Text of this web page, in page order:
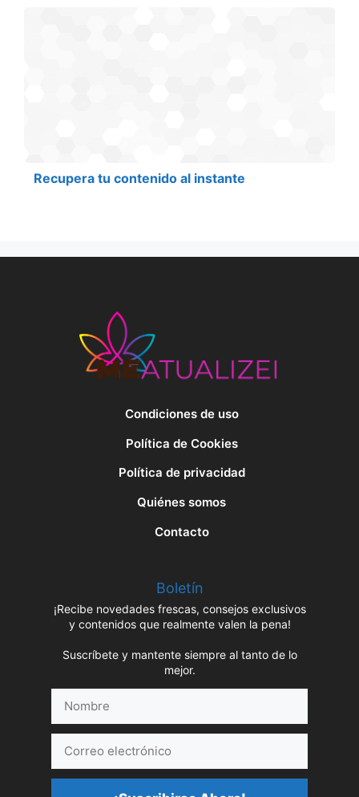
Recupera tu contenido al instante
Condiciones de uso
Política de Cookies
Política de privacidad
Quiénes somos
Contacto
Boletín
¡Recibe novedades frescas, consejos exclusivos
y contenidos que realmente valen la pena!
Suscríbete y mantente siempre al tanto de lo
mejor.
electrónico